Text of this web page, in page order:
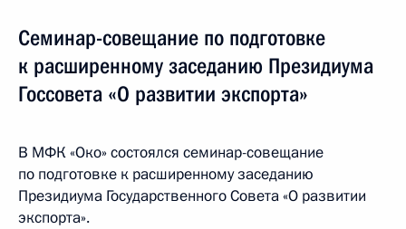
Семинар-совещание по подготовке
к расширенному заседанию Президиума
Госсовета «О развитии экспорта»
В МФК «Око» состоялся семинар-совещание
по подготовке к расширенному заседанию
Президиума Государственного Совета «О развитии
экспорта».